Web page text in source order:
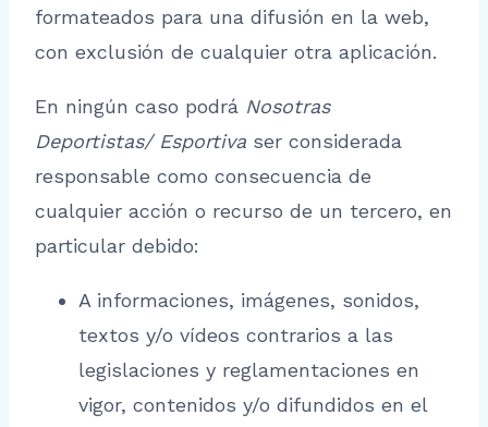
formateados para una difusión en la web,
con exclusión de cualquier otra aplicación.
En ningún caso podrá Nosotras
Deportistas/ Esportiva ser considerada
responsable como consecuencia de
cualquier acción o recurso de un tercero, en
particular debido:
A informaciones, imágenes, sonidos,
textos y/o vídeos contrarios a las
legislaciones y reglamentaciones en
vigor, contenidos y/o difundidos en el